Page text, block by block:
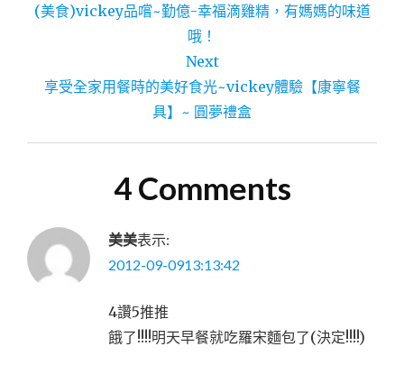
覽
(美食)vickey品嚐~勤億-幸福滴雞精，有媽媽的味道
哦！
Next
享受全家用餐時的美好食光~vickey體驗【康寧餐
具】~ 圓夢禮盒
4 Comments
美美表示:
2012-09-0913:13:42
4讚5推推
餓了!!!!明天早餐就吃羅宋麵包了(決定!!!!)